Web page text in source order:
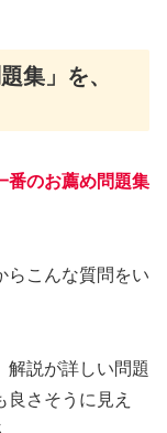
集」を、
番のお薦め問題集
らこんな質問をい
解説が詳しい問題
さそうに見え